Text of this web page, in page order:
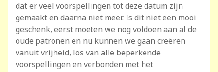
dat er veel voorspellingen tot deze datum zijn
gemaakt en daarna niet meer. Is dit niet een mooi
geschenk, eerst moeten we nog voldoen aan al de
oude patronen en nu kunnen we gaan creëren
vanuit vrijheid, los van alle beperkende
voorspellingen en verbonden met het